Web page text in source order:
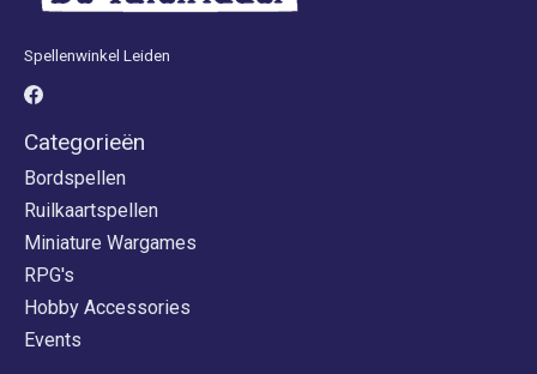
Spellenwinkel Leiden
Categorieën
Bordspellen
Ruilkaartspellen
Miniature Wargames
RPG's
Hobby Accessories
Events